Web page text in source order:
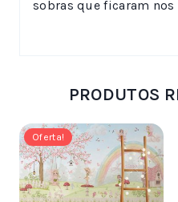
sobras que ficaram nos
PRODUTOS
Oferta!